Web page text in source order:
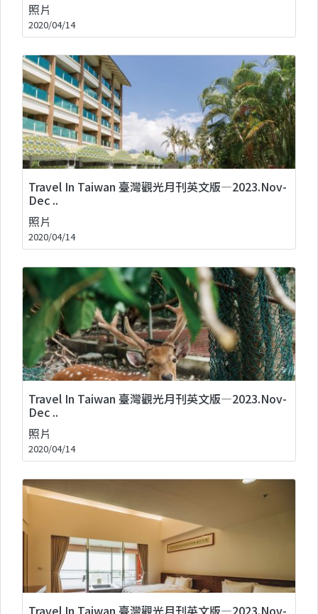
照片
2020/04/14
Travel In Taiwan 臺灣觀光月刊英文版—2023.Nov-
Dec ..
照片
2020/04/14
Travel In Taiwan 臺灣觀光月刊英文版—2023.Nov-
Dec ..
照片
2020/04/14
Travel In Taiwan 臺灣觀光月刊英文版—2023.Nov-